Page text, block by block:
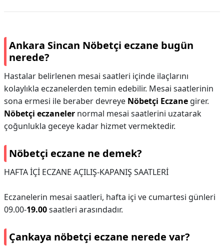
Ankara Sincan Nöbetçi eczane bugün
nerede?
Hastalar belirlenen mesai saatleri içinde ilaçlarını
kolaylıkla eczanelerden temin edebilir. Mesai saatlerinin
sona ermesi ile beraber devreye Nöbetçi Eczane girer.
Nöbetçi eczaneler normal mesai saatlerini uzatarak
çoğunlukla geceye kadar hizmet vermektedir.
Nöbetçi eczane ne demek?
HAFTA İÇİ ECZANE AÇILIŞ-KAPANIŞ SAATLERİ
Eczanelerin mesai saatleri, hafta içi ve cumartesi günleri
09.00-19.00saatleri arasındadır.
Çankaya nöbetçi eczane nerede var?